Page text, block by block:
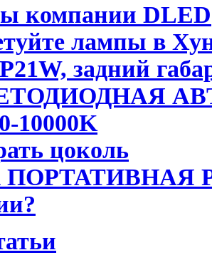
компании DLED
лампы в
задний
10000K
цоколь
ПОРТАТИВНАЯ